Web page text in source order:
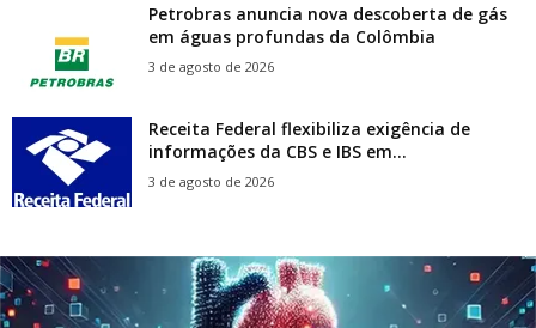
Petrobras anuncia nova descoberta de gás
em águas profundas da Colômbia
3 de agosto de 2026
Receita Federal flexibiliza exigência de
informações da CBS e IBS em...
3 de agosto de 2026